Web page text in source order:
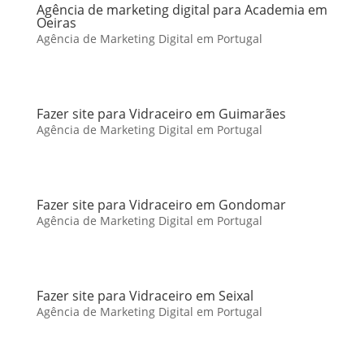
Agência de marketing digital para Academia em
Oeiras
Agência de Marketing Digital em Portugal
Fazer site para Vidraceiro em Guimarães
Agência de Marketing Digital em Portugal
Fazer site para Vidraceiro em Gondomar
Agência de Marketing Digital em Portugal
Fazer site para Vidraceiro em Seixal
Agência de Marketing Digital em Portugal